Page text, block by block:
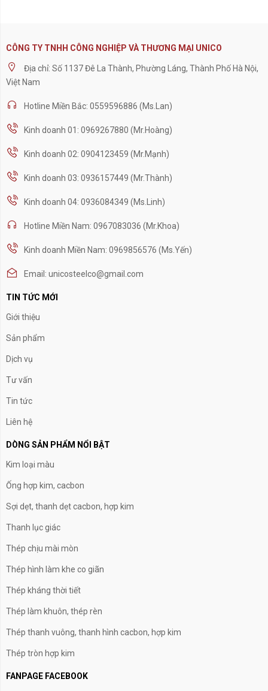
CÔNG TY TNHH CÔNG NGHIỆP VÀ THƯƠNG MẠI UNICO
Địa chỉ: Số 1137 Đê La Thành, Phường Láng, Thành Phố Hà Nội,
Việt Nam
Hotline Miền Bắc: 0559596886 (Ms.Lan)
Kinh doanh 01: 0969267880 (Mr.Hoàng)
Kinh doanh 02: 0904123459 (Mr.Mạnh)
Kinh doanh 03: 0936157449 (Mr.Thành)
Kinh doanh 04: 0936084349 (Ms.Linh)
Hotline Miền Nam: 0967083036 (Mr.Khoa)
Kinh doanh Miền Nam: 0969856576 (Ms.Yến)
Email: unicosteelco@gmail.com
TIN TỨC MỚI
Giới thiệu
Sản phẩm
Dịch vụ
Tư vấn
Tin tức
Liên hệ
DÒNG SẢN PHẨM NỔI BẬT
Kim loại màu
Ống hợp kim, cacbon
Sợi dẹt, thanh dẹt cacbon, hợp kim
Thanh lục giác
Thép chịu mài mòn
Thép hình làm khe co giãn
Thép kháng thời tiết
Thép làm khuôn, thép rèn
Thép thanh vuông, thanh hình cacbon, hợp kim
Thép tròn hợp kim
FANPAGE FACEBOOK